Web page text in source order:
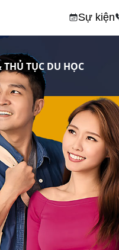
Sự kiện
TỤC DU HỌC